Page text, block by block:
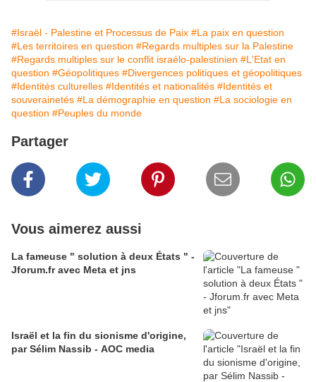
#Israël - Palestine et Processus de Paix #La paix en question
#Les territoires en question #Regards multiples sur la Palestine
#Regards multiples sur le conflit israélo-palestinien #L'Etat en
question #Géopolitiques #Divergences politiques et géopolitiques
#Identités culturelles #Identités et nationalités #Identités et
souverainetés #La démographie en question #La sociologie en
question #Peuples du monde
Partager
Vous aimerez aussi
La fameuse " solution à deux États " -
Jforum.fr avec Meta et jns
Israël et la fin du sionisme d'origine,
par Sélim Nassib - AOC media